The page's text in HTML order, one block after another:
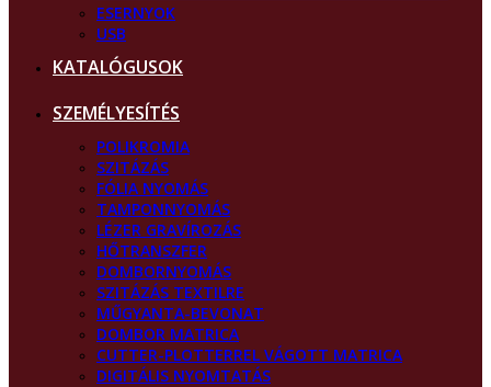
ESERNYOK
USB
KATALÓGUSOK
SZEMÉLYESÍTÉS
POLIKROMIA
SZITÁZÁS
FÓLIA NYOMÁS
TAMPONNYOMÁS
LÉZER GRAVÍROZÁS
HŐTRANSZFER
DOMBORNYOMÁS
SZITÁZÁS TEXTILRE
MŰGYANTA-BEVONAT
DOMBOR MATRICA
CUTTER-PLOTTERREL VÁGOTT MATRICA
DIGITÁLIS NYOMTATÁS